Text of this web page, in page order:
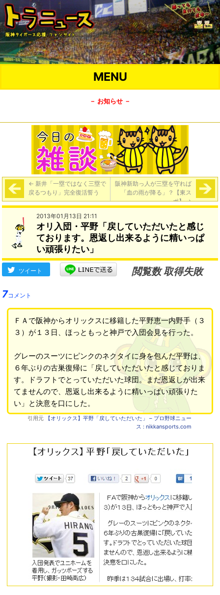
MENU
－ お知らせ －
← 新井「一塁ではなく三塁で
戻るつもり」完全復活誓う
阪神新助っ人が三塁を守れば
「血の雨が降る」？【東ス
ポ】→
2013年01月13日 21:11
オリ入団・平野「戻していただいたと感じ
ております。恩返し出来るように精いっぱ
い頑張りたい」
ツイート
閲覧数 取得失敗
7コメント
ＦＡで阪神からオリックスに移籍した平野恵一内野手（３
３）が１３日、ほっともっと神戸で入団会見を行った。
グレーのスーツにピンクのネクタイに身を包んだ平野は、
６年ぶりの古巣復帰に「戻していただいたと感じておりま
す。ドラフトでとっていただいた球団。まだ恩返しが出来
てませんので、恩返し出来るように精いっぱい頑張りた
い」と決意を口にした。
引用元
【オリックス】平野「戻していただいた」 – プロ野球ニュー
ス : nikkansports.com